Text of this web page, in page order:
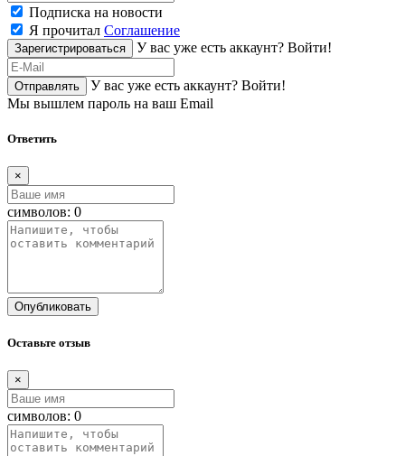
Подписка на новости
Я прочитал Соглашение
Зарегистрироваться У вас уже есть аккаунт? Войти!
Отправлять У вас уже есть аккаунт? Войти!
Мы вышлем пароль на ваш Email
Ответить
×
символов: 0
Опубликовать
Оставьте отзыв
×
символов: 0